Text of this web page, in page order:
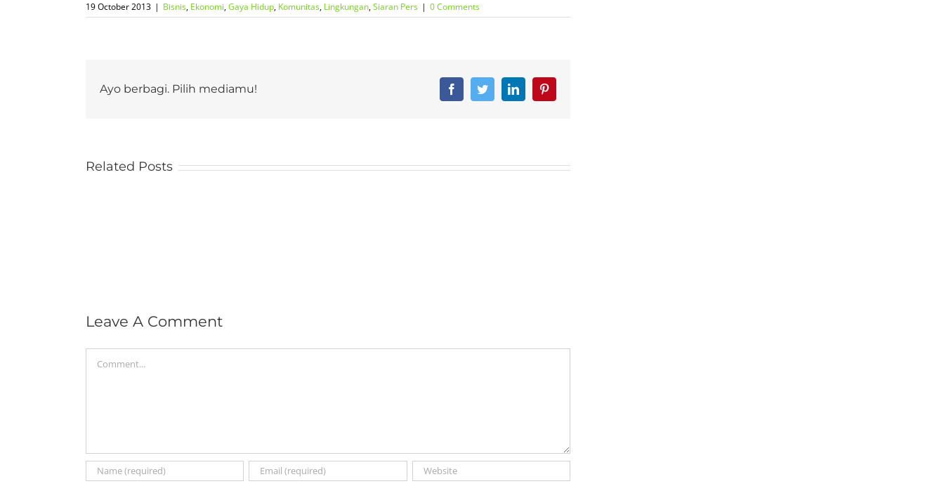
19 October 2013 | Bisnis, Ekonomi,Gaya Hidup, Komunitas, Lingkungan,Siaran Pers | 0 Comments
Ayo berbagi. Pilih mediamu! FacebookTwitterLinkedIn
Related Posts
Leave A Comment